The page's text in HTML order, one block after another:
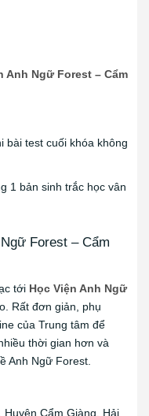
Anh Ngữ Forest – Cẩm
bài test cuối khóa không
1 bản sinh trắc học vân
Forest – Cẩm
tới Học Viện Anh Ngữ
Rất đơn giản, phụ
của Trung tâm để
thời gian hơn và
Anh Ngữ Forest.
Cẩm Giàng, Hải